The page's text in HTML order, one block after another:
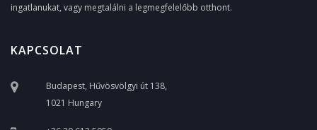
ingatlanukat, vagy megtalálni a legmegfelelőbb otthont.
KAPCSOLAT
Budapest, Hűvösvölgyi út 138,
1021 Hungary